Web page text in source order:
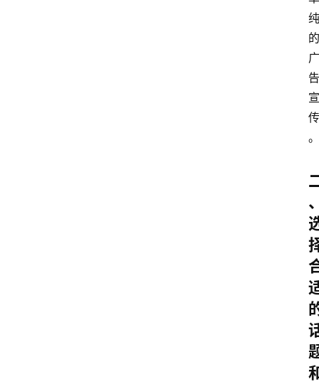
纯
的
广
告
宣
传
。